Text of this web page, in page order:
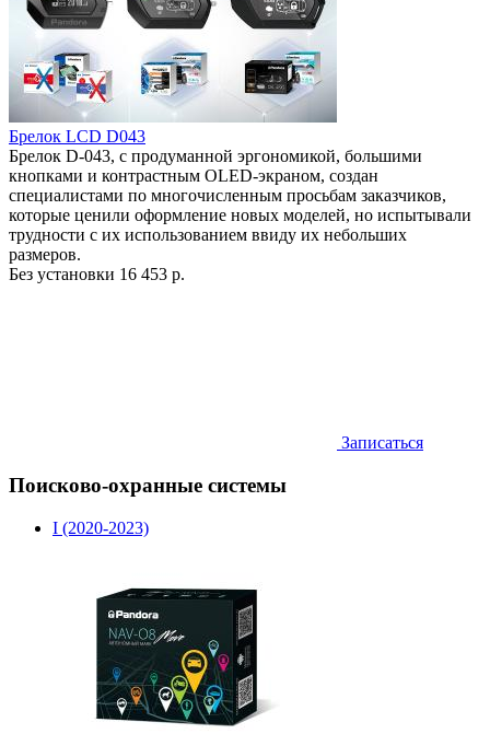
Брелок LCD D043
Брелок D-043, с продуманной эргономикой, большими
кнопками и контрастным OLED-экраном, создан
специалистами по многочисленным просьбам заказчиков,
которые ценили оформление новых моделей, но испытывали
трудности с их использованием ввиду их небольших
размеров.
Без установки 16 453 р.
Записаться
Поисково-охранные системы
I (2020-2023)